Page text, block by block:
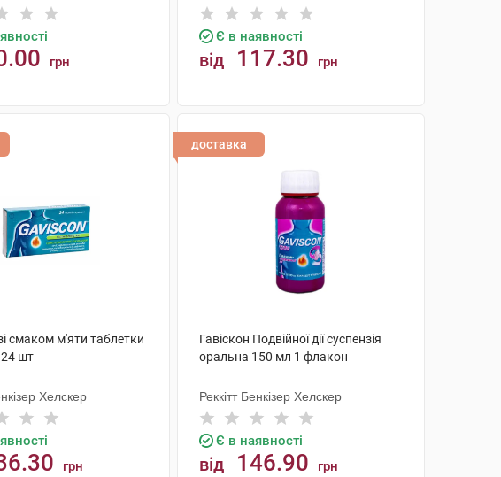
грн
Є в наявності
від 117.30 грн
смаком м'яти таблетки
шт
Хелскер
грн
доставка
Гавіскон Подвійної дії суспензія
оральна 150 мл 1 флакон
Реккітт Бенкізер Хелскер
Є в наявності
від 146.90 грн